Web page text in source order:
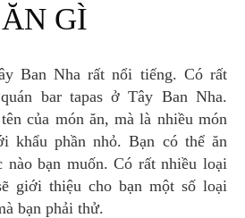
ĂN GÌ
bar tapas ở Tây Ban Nha.
của món ăn, mà là nhiều món
khẩu phần nhỏ. Bạn có thể ăn
nào bạn muốn. Có rất nhiều loại
giới thiệu cho bạn một số loại
bạn phải thử.